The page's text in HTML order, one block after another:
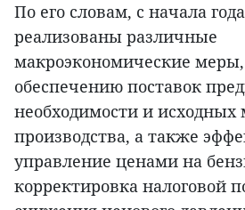
По его словам, с начала
реализованы различные
макроэкономические
обеспечению поставок
необходимости и исходных
производства, а также
управление ценами на
корректировка налоговой